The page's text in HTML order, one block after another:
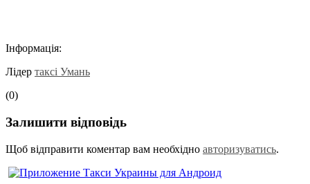
Інформація:
Лідер таксі Умань
(0)
Залишити відповідь
Щоб відправити коментар вам необхідно авторизуватись.